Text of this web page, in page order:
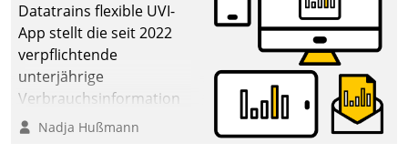
Datatrains flexible UVI-
App stellt die seit 2022
verpflichtende
unterjährige
Verbrauchsinformation
schnell, zuverlässig und
Nadja Hußmann